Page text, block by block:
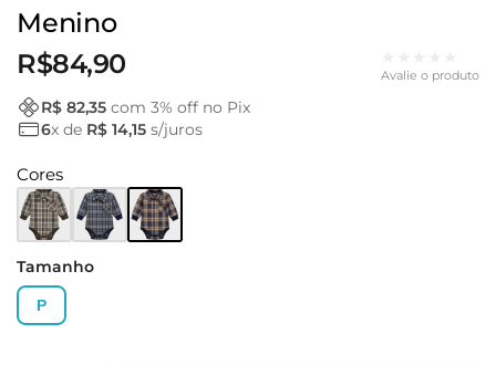
Menino
R$84,90 Avalie o produto
R$ 82,35 com 3% off no Pix
6x de R$ 14,15 s/juros
Cores
Tamanho
P